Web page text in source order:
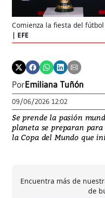
Comienza la fiesta del
EFE
PorEmiliana Tuñón
09/06/2026 12:02
Se prende la pasión
planeta se preparan
la Copa del Mundo que
Encuentra más de
de